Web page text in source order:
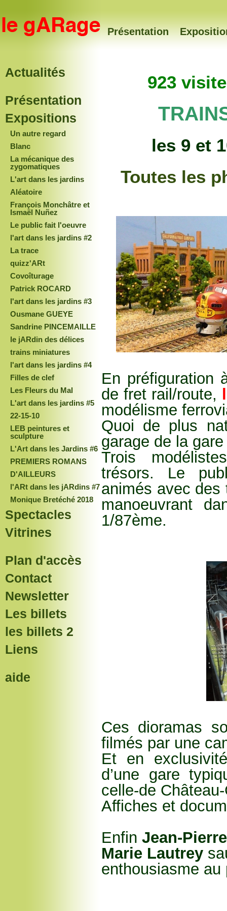
Présentation
Actualités
Présentation
Expositions
Un autre regard
Blanc
La mécanique des
zygomatiques
L'art dans les jardins
Aléatoire
François Monchâtre et
Ismaël Nuñez
Le public fait l'oeuvre
l'art dans les jardins #2
La trace
quizz'ARt
Covoîturage
Patrick ROCARD
l'art dans les jardins #3
Ousmane GUEYE
Sandrine PINCEMAILLE
le jARdin des délices
trains miniatures
l'art dans les jardins #4
Filles de clef
Les Fleurs du Mal
L'art dans les jardins #5
22-15-10
LEB peintures et
sculpture
L'Art dans les Jardins #6
PREMIERS ROMANS
D'AILLEURS
l'ARt dans les jARdins #7
Monique Bretéché 2018
Spectacles
Vitrines
Plan d'accès
Contact
Newsletter
Les billets
les billets 2
Liens
aide
923
les 9 et
Toutes les
En préfiguration
de fret rail/route,
modélisme
Quoi de plus
garage de la
Trois
trésors. Le
animés avec des
manoeuvrant
1/87ème.
Ces dioramas
filmés par une
Et en
d’une gare
celle-de
Affiches et
Enfin Jean-
Marie Lautrey
enthousiasme